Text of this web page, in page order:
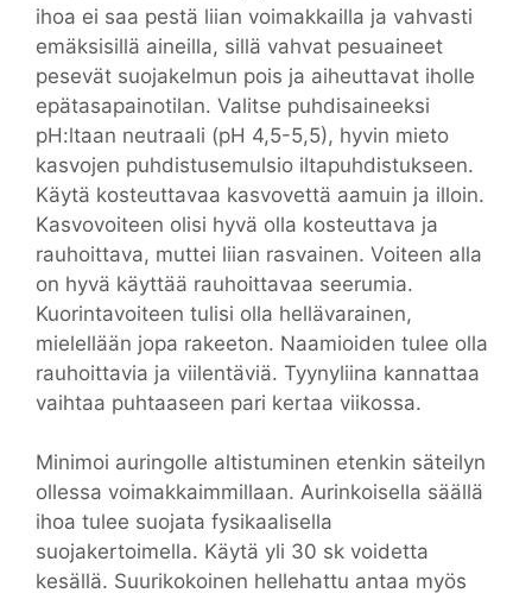
ihoa ei saa pestä liian voimakkailla ja vahvasti
emäksisillä aineilla, sillä vahvat pesuaineet
pesevät suojakelmun pois ja aiheuttavat iholle
epätasapainotilan. Valitse puhdisaineeksi
pH:ltaan neutraali (pH 4,5-5,5), hyvin mieto
kasvojen puhdistusemulsio iltapuhdistukseen.
Käytä kosteuttavaa kasvovettä aamuin ja illoin.
Kasvovoiteen olisi hyvä olla kosteuttava ja
rauhoittava, muttei liian rasvainen. Voiteen alla
on hyvä käyttää rauhoittavaa seerumia.
Kuorintavoiteen tulisi olla hellävarainen,
mielellään jopa rakeeton. Naamioiden tulee olla
rauhoittavia ja viilentäviä. Tyynyliina kannattaa
vaihtaa puhtaaseen pari kertaa viikossa.
Minimoi auringolle altistuminen etenkin säteilyn
ollessa voimakkaimmillaan. Aurinkoisella säällä
ihoa tulee suojata fysikaalisella
suojakertoimella. Käytä yli 30 sk voidetta
kesällä. Suurikokoinen hellehattu antaa myös